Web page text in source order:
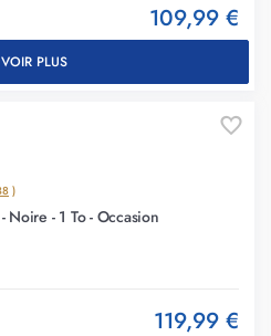
109,99 €
VOIR PLUS
)
Noire - 1 To - Occasion
119,99 €